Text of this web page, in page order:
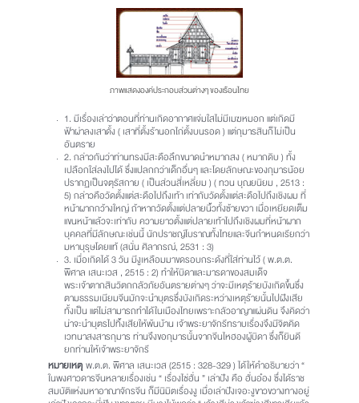
ภาพแสดงองค์ประกอบส่วนต่างๆ ของเรือนไทย
1. มีเรื่องเล่าว่าตอนที่ท่านเกิดอากาศแจ่มใสไม่มีเมฆหมอก แต่เกิดมี
ฟ้าผ่าลงเสาดั้ง ( เสาที่ตั้งร้านอกไก่ตั้งบนรอด ) แต่กุมารสินก็ไม่เป็น
อันตราย
2. กล่าวกันว่าท่านทรงมีสะดือลึกขนาดนำหมากสง ( หมากดิบ ) ทั้ง
เปลือกใส่ลงไปได้ ซึ่งแปลกกว่าเด็กอื่นๆ และโดยลักษณะของกุมารน้อย
ปรากฏเป็นจตุรัสกาย ( เป็นส่วนสี่เหลี่ยม ) ( ทวน บุณยนิยม , 2513 :
5) กล่าวคือวัดตั้งแต่สะดือไปถึงเท้า เท่ากับวัดตั้งแต่สะดือไปถึงเชิงผม ที่
หน้าผากกว้างใหญ่ ถ้าหากวัดตั้งแต่ปลายนิ้วทั้งซ้ายขวา เมื่อเหยียดเต็ม
แขนหน้าแล้วจะเท่ากับ ความยาวตั้งแต่ปลายเท้าไปถึงเชิงผมที่หน้าผาก
บุคคลที่มีลักษณะเช่นนี้ นักปราชญ์โบราณทั้งไทยและจีนกำหนดเรียกว่า
มหาบุรุษโดยแท้ (สนั่น ศิลากรณ์, 2531 : 3)
3. เมื่อเกิดได้ 3 วัน มีงูเหลือมมาขดรอบกระด้งที่ใส่ท่านไว้ ( พ.ต.ต.
พิศาล เสนะเวส , 2515 : 2) ทำให้บิดาและมารดาของสมเด็จ
พระเจ้าตากสินวิตกกลัวภัยอันตรายต่างๆ ว่าจะมีเหตุร้ายบังเกิดขึ้นซึ่ง
ตามธรรมเนียมจีนมักจะนำบุตรซึ่งบังเกิดระหว่างเหตุร้ายนั้นไปฝังเสีย
ทั้งเป็น แต่ไม่สามารถทำได้ในเมืองไทยเพราะกลัวอาญาแผ่นดิน จึงคิดว่า
น่าจะนำบุตรไปทิ้งเสียให้พ้นบ้าน เจ้าพระยาจักรีทราบเรื่องจึงมีจิตคิด
เวทนาสงสารกุมาร ท่านจึงขอกุมารนั้นจากจีนไหฮองผู้บิดา ซึ่งก็ยินดี
ยกท่านให้เจ้าพระยาจักรี
หมายเหตุ พ.ต.ต. พิศาล เสนะเวส (2515 : 328-329 ) ได้ให้คำอธิบายว่า “
ในพงศาวดารจีนหลายเรื่องเช่น “ เรื่องไซ่ฮั่น ” เล่าปัง คือ ฮั่นอ๋อง ซึ่งได้ราช
สมบัติแห่งมหาอาณาจักรจีน ก็มีนิมิตเรื่องงู เมื่อเล่าปังเจอะงูขาวขวางทางอยู่